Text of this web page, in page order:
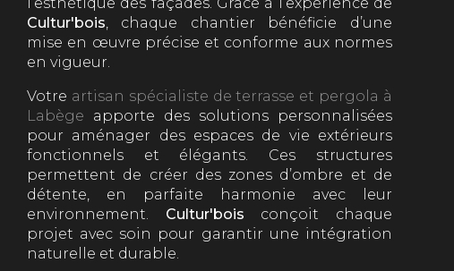
Cultur'bois , chaque chantier bénéficie d’une
mise en œuvre précise et conforme aux normes
en vigueur.
Votre artisan spécialiste de terrasse et pergola à
Labège apporte des solutions personnalisées
pour aménager des espaces de vie extérieurs
fonctionnels et élégants. Ces structures
permettent de créer des zones d’ombre et de
détente, en parfaite harmonie avec leur
environnement. Cultur'bois conçoit chaque
projet avec soin pour garantir une intégration
naturelle et durable.